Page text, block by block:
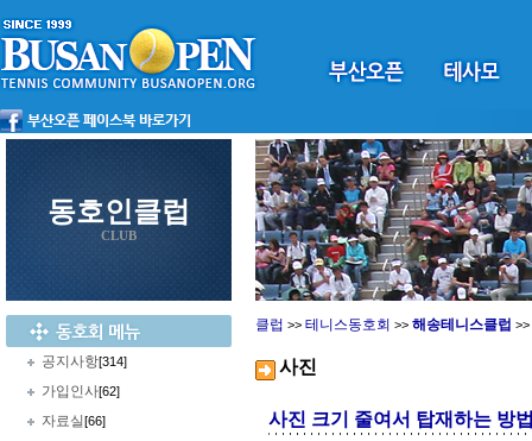
동호인클럽
CLUB
공지사항[314]
가입인사[62]
자료실[66]
클럽 >> 테니스동호회 >> 해송테니스클럽 >>
사진
사진 크기 줄여서 탑재하는 방